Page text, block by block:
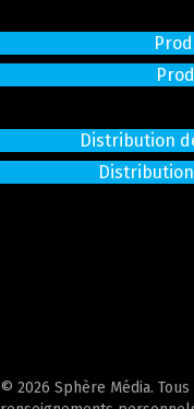
Distribution
© 2026 Sphère Média.